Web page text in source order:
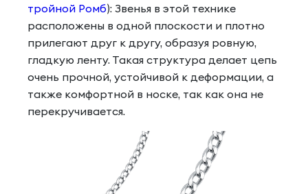
тройной Ромб): Звенья в этой технике
расположены в одной плоскости и плотно
прилегают друг к другу, образуя ровную,
гладкую ленту. Такая структура делает цепь
очень прочной, устойчивой к деформации, а
также комфортной в носке, так как она не
перекручивается.